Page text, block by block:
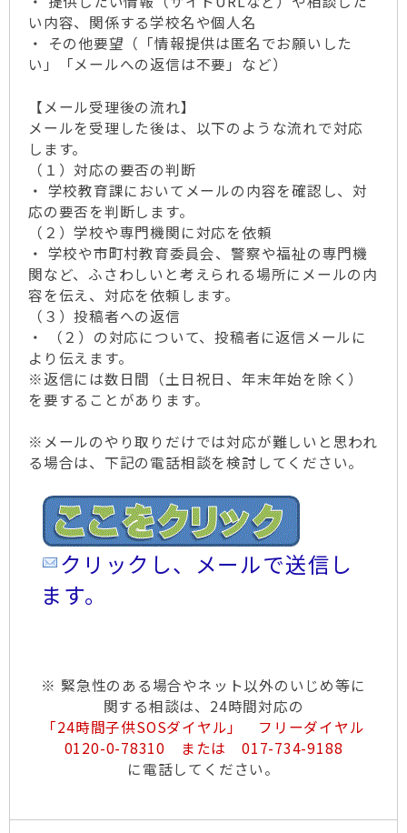
い内容、関係する学校名や個人名
・ その他要望（「情報提供は匿名でお願いした
い」「メールへの返信は不要」など）
【メール受理後の流れ】
メールを受理した後は、以下のような流れで対応
します。
（１）対応の要否の判断
・ 学校教育課においてメールの内容を確認し、対
応の要否を判断します。
（２）学校や専門機関に対応を依頼
・ 学校や市町村教育委員会、警察や福祉の専門機
関など、ふさわしいと考えられる場所にメールの内
容を伝え、対応を依頼します。
（３）投稿者への返信
・ （２）の対応について、投稿者に返信メールに
より伝えます。
※返信には数日間（土日祝日、年末年始を除く）
を要することがあります。
※メールのやり取りだけでは対応が難しいと思われ
る場合は、下記の電話相談を検討してください。
クリックし、メールで送信し
ます。
※ 緊急性のある場合やネット以外のいじめ等に
関する相談は、24時間対応の
「24時間子供SOSダイヤル」 フリーダイヤル
0120-0-78310 または 017-734-9188
に電話してください。